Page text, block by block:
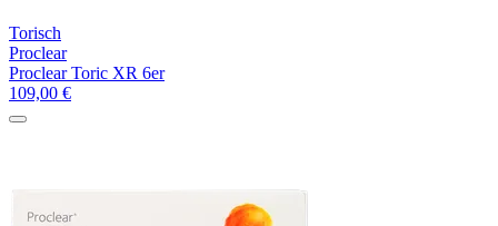
Torisch
Proclear
Proclear Toric XR 6er
109,00 €